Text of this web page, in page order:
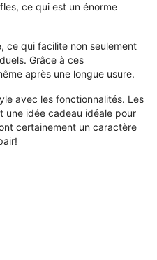
ce qui est un énorme
ce qui facilite non seulement
Grâce à ces
après une longue usure.
avec les fonctionnalités. Les
une idée cadeau idéale pour
certainement un caractère